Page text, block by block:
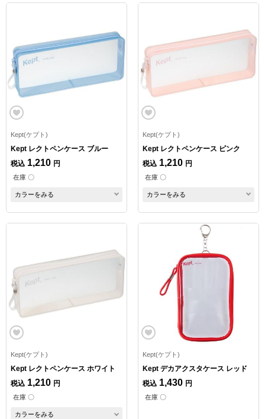
Kept(ケプト)
Kept レクトペンケース ブルー
税込 1,210 円
在庫 〇
カラーをみる
Kept(ケプト)
Kept レクトペンケース ピンク
税込 1,210 円
在庫 〇
カラーをみる
Kept(ケプト)
Kept レクトペンケース ホワイト
税込 1,210 円
在庫 〇
カラーをみる
Kept(ケプト)
Kept デカアクスタケース レッド
税込 1,430 円
在庫 〇